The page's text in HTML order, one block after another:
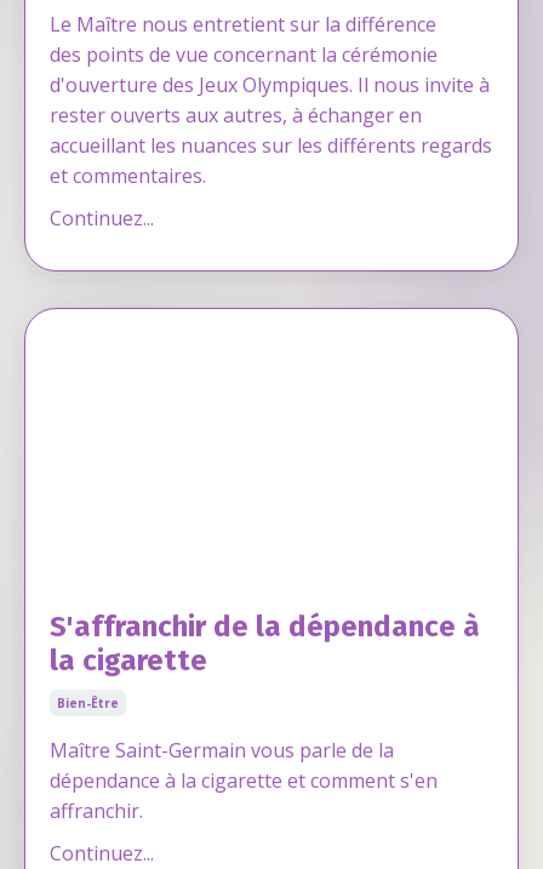
Le Maître nous entretient sur la différence
des points de vue concernant la cérémonie
d'ouverture des Jeux Olympiques. Il nous invite à
rester ouverts aux autres, à échanger en
accueillant les nuances sur les différents regards
et commentaires.
Continuez...
S'affranchir de la dépendance à
la cigarette
Bien-Être
Maître Saint-Germain vous parle de la
dépendance à la cigarette et comment s'en
affranchir.
Continuez...